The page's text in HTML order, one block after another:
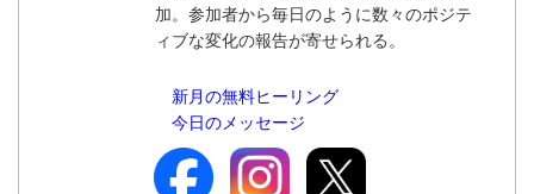
加。参加者から毎日のように数々のポジテ
ィブな変化の報告が寄せられる。
新月の無料ヒーリング
今日のメッセージ